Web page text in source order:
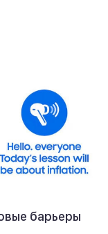
барьеры